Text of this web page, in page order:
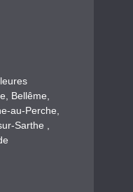
Bellême,
au-Perche,
Sarthe ,